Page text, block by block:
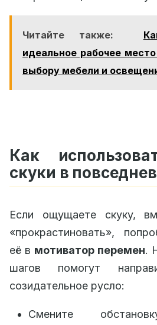
Читайте также:
идеальное рабочее
выбору мебели и
Как
скуки в
Если ощущаете скуку,
«прокрастиновать»,
её в мотиватор перемен.
шагов помогут
созидательное русло:
Смените